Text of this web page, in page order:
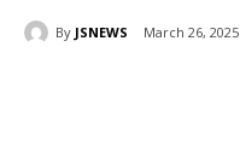
By JSNEWS March 26, 2025